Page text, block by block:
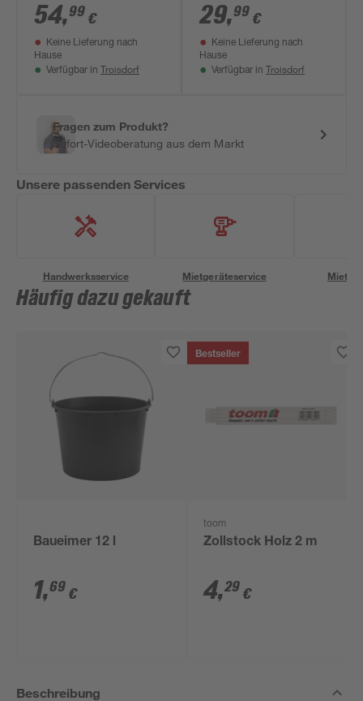
54,99 €
Keine Lieferung nach
Hause
Verfügbar in Troisdorf
29,99 €
Keine Lieferung nach
Hause
Verfügbar in Troisdorf
Fragen zum Produkt?
Sofort-Videoberatung aus dem Markt
Unsere passenden Services
Handwerksservice Mietgeräteservice
Häufig dazu gekauft
Baueimer 12 l
1,69 €
Bestseller
toom
Zollstock Holz 2 m
4,29 €
Beschreibung